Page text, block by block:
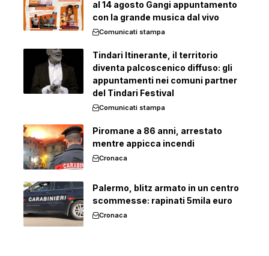
al 14 agosto Gangi appuntamento
con la grande musica dal vivo
Comunicati stampa
Tindari Itinerante, il territorio
diventa palcoscenico diffuso: gli
appuntamenti nei comuni partner
del Tindari Festival
Comunicati stampa
Piromane a 86 anni, arrestato
mentre appicca incendi
Cronaca
Palermo, blitz armato in un centro
scommesse: rapinati 5mila euro
Cronaca